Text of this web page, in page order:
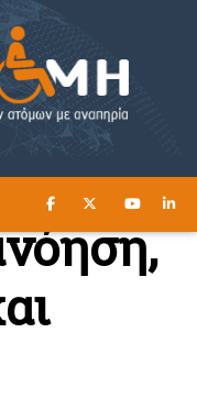
ΕΔΩ ►